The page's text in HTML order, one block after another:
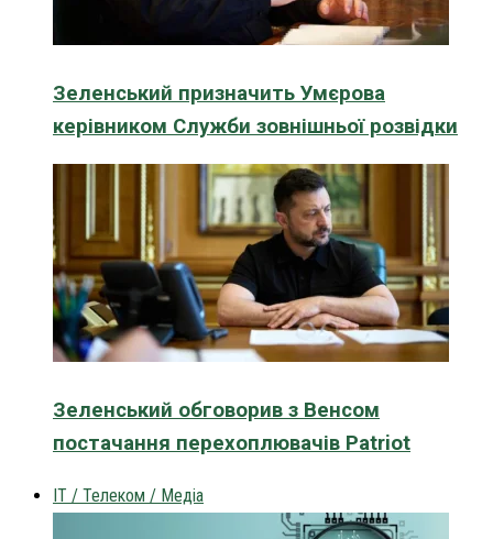
Зеленський призначить Умєрова
керівником Служби зовнішньої розвідки
Зеленський обговорив з Венсом
постачання перехоплювачів Patriot
IT / Телеком / Медіа